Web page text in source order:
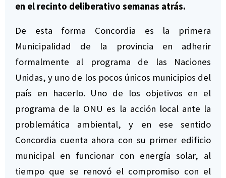
en el recinto deliberativo semanas atrás.
De esta forma Concordia es la primera
Municipalidad de la provincia en adherir
formalmente al programa de las Naciones
Unidas, y uno de los pocos únicos municipios del
país en hacerlo. Uno de los objetivos en el
programa de la ONU es la acción local ante la
problemática ambiental, y en ese sentido
Concordia cuenta ahora con su primer edificio
municipal en funcionar con energía solar, al
tiempo que se renovó el compromiso con el